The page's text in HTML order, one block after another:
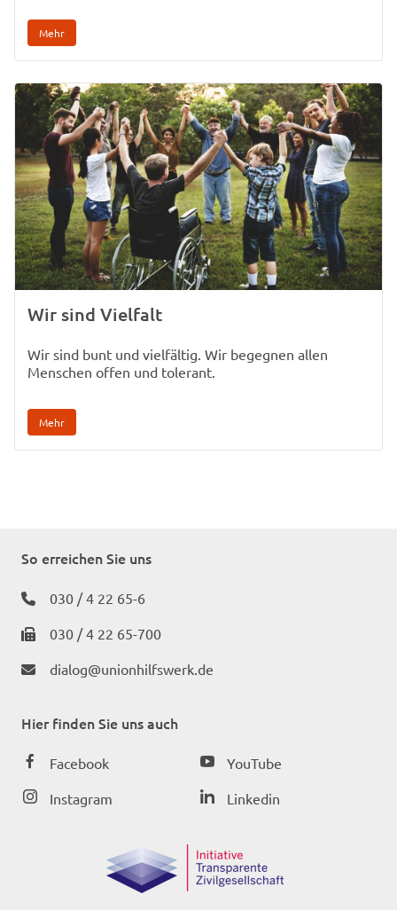
Mehr
Wir sind Vielfalt
Wir sind bunt und vielfältig. Wir begegnen allen
Menschen offen und tolerant.
Mehr
So erreichen Sie uns
030 / 4 22 65-6
030 / 4 22 65-700
dialog@unionhilfswerk.de
Hier finden Sie uns auch
Facebook
Instagram
YouTube
Linkedin